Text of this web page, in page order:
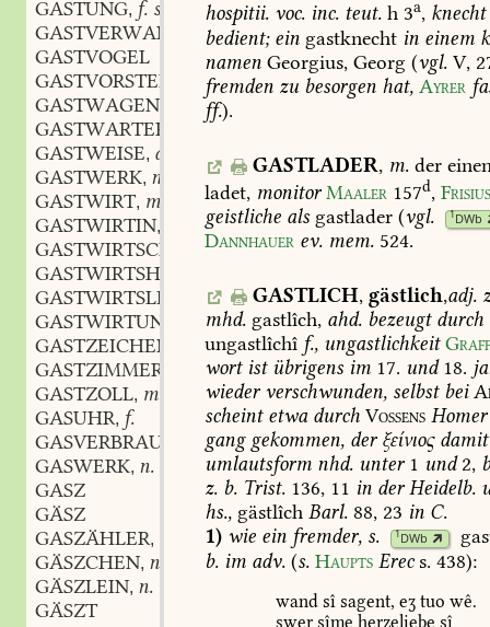
GASTUNG, f. subst.
GASTVERWANDT
GASTVOGEL
GASTVORSTELLUNG,f.
GASTWAGEN
GASTWARTER
GASTWEISE, adv.
GASTWERK, n.
GASTWIRT, m.
GASTWIRTIN,
GASTWIRTSCHAFT,f.
GASTWIRTSHAUS
GASTWIRTSLEBEN
,n.
GASTWIRTUNG
GASTZEICHEN
GASTZIMMER
GASTZOLL, m.
GASUHR, f.
GASVERBRAUCH
m.
GASWERK, n.
GASZ
GÄSZ
GASZÄHLER,
GÄSZCHEN, n.
GÄSZLEIN, n.
GÄSZT
hospitii. voc. inc. teut. h 3a, knecht
bedient;ein gastknecht in einem
namen Georgius, Georg (vgl. V,
fremden zu besorgen hat, Ayrer
ff.).
GASTLADER, m.der
ladet, monitor Maaler 157d,
geistliche als gastlader (vgl. 1DWb
Dannhauer ev. mem. 524.
GASTLICH, gästlich,adj.
mhd. gastlîch, ahd. bezeugtdurch
ungastlîchî f., ungastlichkeit
wortistübrigens im 17. und18.
wiederverschwunden, selbstbei
scheintetwadurch Vossens Homer
ganggekommen, der ξείνιος damit
umlautsform nhd. unter1 und2,
z. b. Trist. 136, 11 in derHeidelb.
hs., gästlîch Barl. 88, 23 in C.
1) wie ein fremder, s. 1DWb
b. im adv. (s. Haupts Erec s. 438):
wand sî sagent, eʒ tuo wê.
swer sîme herzeliebe sî